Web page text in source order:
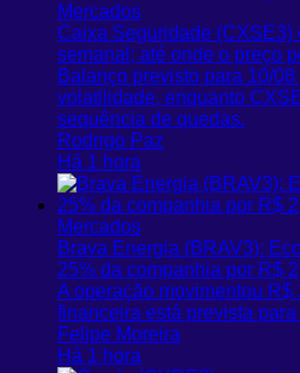
Mercados
Caixa Seguridade (CXSE3)
semanal; até onde o preço
Balanço previsto para 10/
volatilidade, enquanto
sequência de quedas.
Rodrigo Paz
Há 1 hora
Mercados
Brava Energia (BRAV3):
25% da companhia por R$
A operação movimentou
financeira está prevista
Felipe Moreira
Há 1 hora